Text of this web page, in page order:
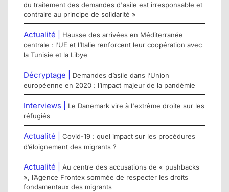
du traitement des demandes d'asile est irresponsable et
contraire au principe de solidarité »
Actualité |
Hausse des arrivées en Méditerranée
centrale : l’UE et l’Italie renforcent leur coopération avec
la Tunisie et la Libye
Décryptage |
Demandes d’asile dans l’Union
européenne en 2020 : l’impact majeur de la pandémie
Interviews |
Le Danemark vire à l'extrême droite sur les
réfugiés
Actualité | Covid-19 : quel impact sur les procédures
d’éloignement des migrants ?
Actualité | Au centre des accusations de « pushbacks
», l’Agence Frontex sommée de respecter les droits
fondamentaux des migrants